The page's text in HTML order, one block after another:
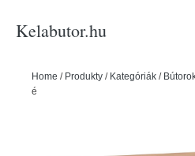
Kelabutor.hu
Home / Produkty / Kategóriák /
étkezőasztal, 140 x 90 cm - Rowico